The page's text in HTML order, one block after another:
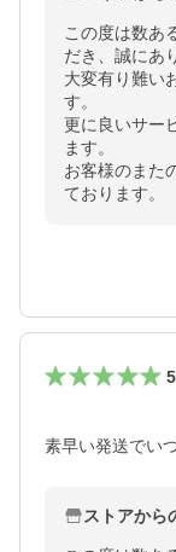
この度は数あ
だき、誠にあ
大変有り難い
す。
更に良いサー
ます。
お客様のまた
ております。
5
ストアから